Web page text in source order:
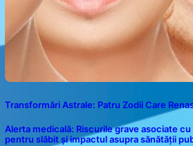
Transformări Astrale: Patru Zodii Care
Alerta medicală: Riscurile grave asociate
pentru slăbit și impactul asupra sănătății